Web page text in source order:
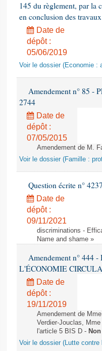
145 du règlement, par la
en conclusion des
Date de
dépôt :
05/06/2019
Voir le dossier (Economie :
Amendement n° 85 -
2744
Date de
dépôt :
07/05/2015
Amendement de M.
Voir le dossier (Famille :
Question écrite n°
Date de
dépôt :
09/11/2021
discriminations -
Name and shame »
Amendement n°
L'ÉCONOMIE
Date de
dépôt :
19/11/2019
Amendement de
Verdier-Jouclas,
l'article 5 BIS D -
Voir le dossier (Lutte